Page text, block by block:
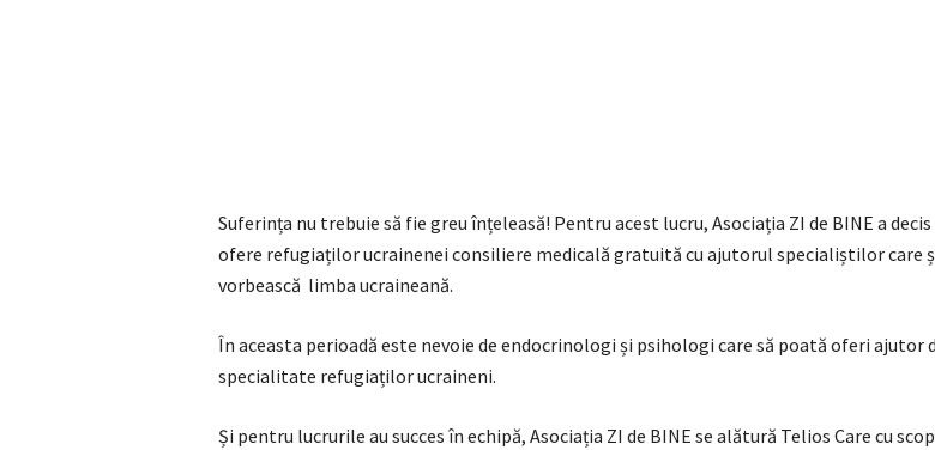
Suferința nu trebuie să fie greu înțeleasă! Pentru acest lucru, Asociația ZI de BINE a
ofere refugiaților ucrainenei consiliere medicală gratuită cu ajutorul specialiștilor care
vorbească limba ucraineană.
În aceasta perioadă este nevoie de endocrinologi și psihologi care să poată oferi ajutor
specialitate refugiaților ucraineni.
Și pentru lucrurile au succes în echipă, Asociația ZI de BINE se alătură Telios Care cu